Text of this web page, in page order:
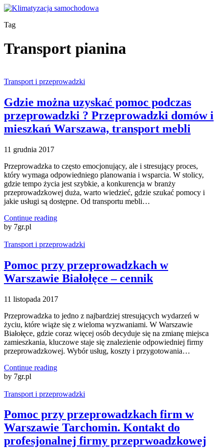
Tag
Transport pianina
Transport i przeprowadzki
Gdzie można uzyskać pomoc podczas
przeprowadzki ? Przeprowadzki domów i
mieszkań Warszawa, transport mebli
11 grudnia 2017
Przeprowadzka to często emocjonujący, ale i stresujący proces,
który wymaga odpowiedniego planowania i wsparcia. W stolicy,
gdzie tempo życia jest szybkie, a konkurencja w branży
przeprowadzkowej duża, warto wiedzieć, gdzie szukać pomocy i
jakie usługi są dostępne. Od transportu mebli…
Continue reading
by 7gr.pl
Transport i przeprowadzki
Pomoc przy przeprowadzkach w
Warszawie Białołęce – cennik
11 listopada 2017
Przeprowadzka to jedno z najbardziej stresujących wydarzeń w
życiu, które wiąże się z wieloma wyzwaniami. W Warszawie
Białołęce, gdzie coraz więcej osób decyduje się na zmianę miejsca
zamieszkania, kluczowe staje się znalezienie odpowiedniej firmy
przeprowadzkowej. Wybór usług, koszty i przygotowania…
Continue reading
by 7gr.pl
Transport i przeprowadzki
Pomoc przy przeprowadzkach firm w
Warszawie Tarchomin. Kontakt do
profesjonalnej firmy przeprwoadzkowej